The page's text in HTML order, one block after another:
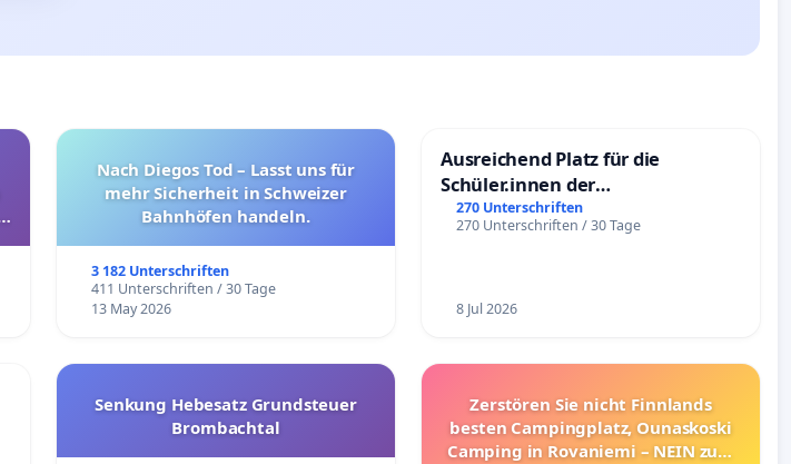
Nach Diegos Tod – Lasst uns für
mehr Sicherheit in Schweizer
Bahnhöfen handeln.
3 182 Unterschriften
411 Unterschriften / 30 Tage
13 May 2026
Ausreichend Platz für die
Schüler.innen der
Schönbergschule
270 Unterschriften
270 Unterschriften / 30 Tage
8 Jul 2026
Senkung Hebesatz Grundsteuer
Brombachtal
Zerstören Sie nicht Finnlands
besten Campingplatz, Ounaskoski
Camping in Rovaniemi – NEIN zum